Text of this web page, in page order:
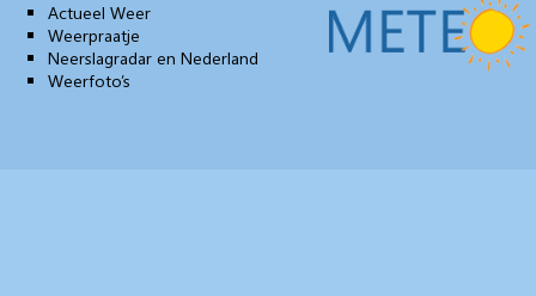
Actueel Weer
Weerpraatje
Neerslagradar en Nederland
Weerfoto’s